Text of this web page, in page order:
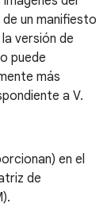
un manifiesto
versión de
puede
más
a V.
en el
de